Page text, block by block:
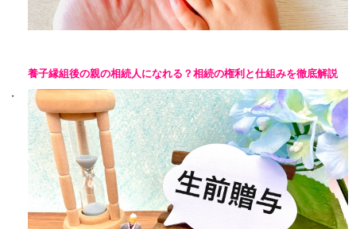
養子縁組後の親の相続人になれる？相続の権利と仕組みを徹底解説